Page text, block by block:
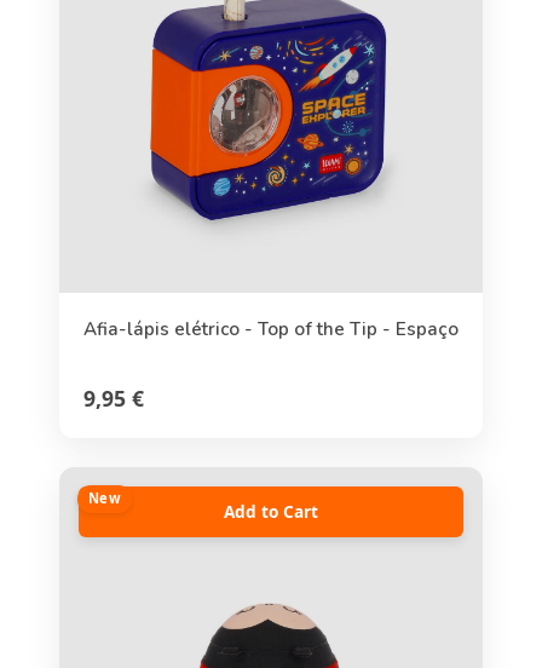
Afia-lápis elétrico - Top of the Tip - Espaço
9,95 €
New
Add to Cart